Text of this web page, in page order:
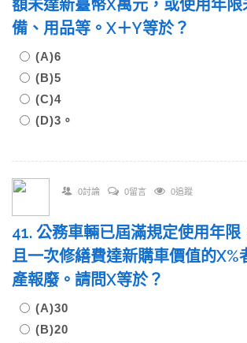
額未達新臺幣X萬元，或使用年
備、用品等。X＋Y等於？
(A)6
(B)5
(C)4
(D)3。
0討論 0留言 0追蹤
41. 公務車輛已屆滿規定使用年限
且一次修繕費達新購車價值的X%
產報廢。請問X等於？
(A)30
(B)20